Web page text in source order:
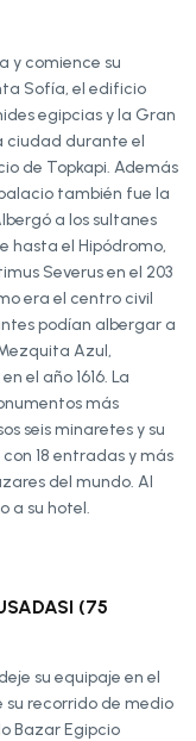
y comience su
Sofía, el edificio
egipcias y la Gran
ciudad durante el
de Topkapi. Además
también fue la
a los sultanes
hasta el Hipódromo,
Severus en el 203
era el centro civil
podían albergar a
Azul,
el año 1616. La
más
seis minaretes y su
18 entradas y más
del mundo. Al
a su hotel.
(75
su equipaje en el
su recorrido de medio
Bazar Egipcio